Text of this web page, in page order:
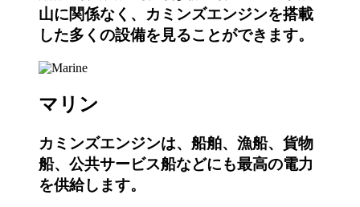
山に関係なく、カミンズエンジンを搭載
した多くの設備を見ることができます。
マリン
カミンズエンジンは、船舶、漁船、貨物
船、公共サービス船などにも最高の電力
を供給します。